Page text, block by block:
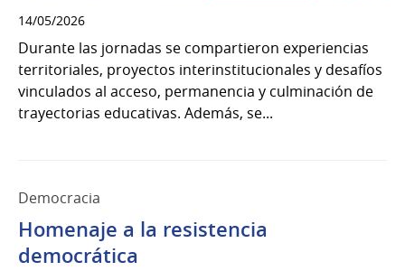
14/05/2026
Durante las jornadas se compartieron experiencias
territoriales, proyectos interinstitucionales y desafíos
vinculados al acceso, permanencia y culminación de
trayectorias educativas. Además, se...
Democracia
Homenaje a la resistencia
democrática